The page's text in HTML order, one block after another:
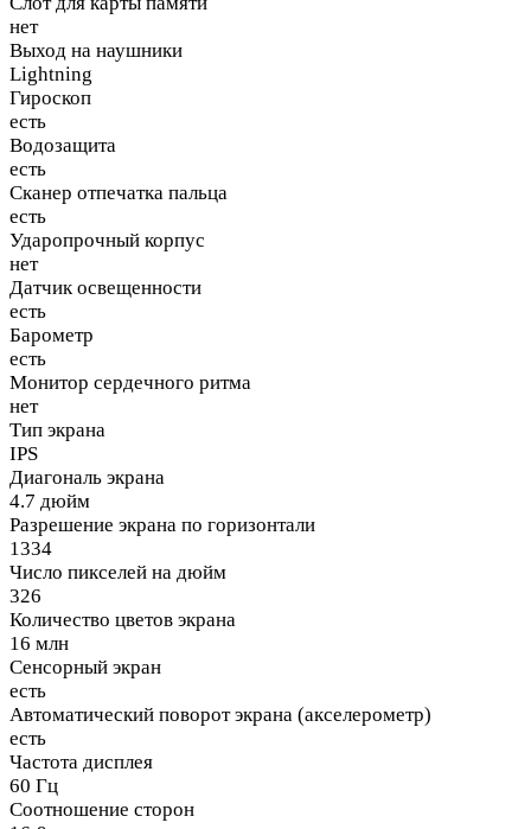
нет
Выход на наушники
Lightning
Гироскоп
есть
Водозащита
есть
Сканер отпечатка пальца
есть
Ударопрочный корпус
нет
Датчик освещенности
есть
Барометр
есть
Монитор сердечного ритма
нет
Тип экрана
IPS
Диагональ экрана
4.7 дюйм
Разрешение экрана по горизонтали
1334
Число пикселей на дюйм
326
Количество цветов экрана
16 млн
Сенсорный экран
есть
Автоматический поворот экрана (акселерометр)
есть
Частота дисплея
60 Гц
Соотношение сторон